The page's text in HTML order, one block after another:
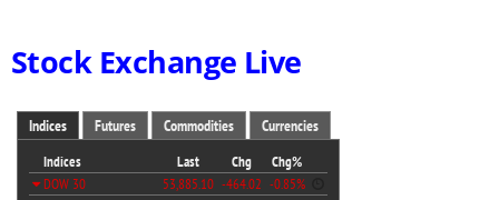
Stock Exchange Live